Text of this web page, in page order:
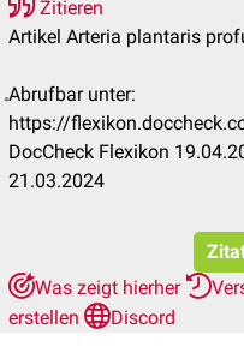
Zitieren
Artikel Arteria plantaris
Abrufbar unter:
https://
DocCheck Flexikon
21.03.2024
Was zeigt hierher
erstellen
Discord